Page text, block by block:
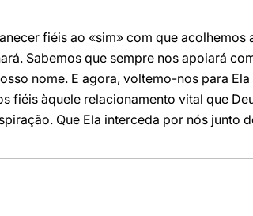
fiéis ao «sim» com que
Sabemos que sempre nos apoiará
nome. E agora, voltemo-nos para
fiéis àquele relacionamento vital que
Que Ela interceda por nós junto